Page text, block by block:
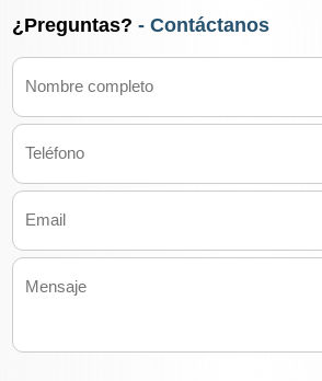
¿Preguntas? - Contáctanos